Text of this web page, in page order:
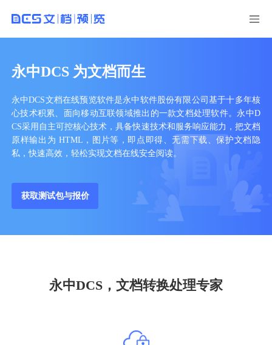
永中DCS 为文档而生
永中DCS文档在线预览软件是永中软件股份有限公司基于十多年核
心技术积累、面向移动互联领域推出的一款文档处理软件。永中D
CS采用自主可控核心技术，具备快速技术和服务响应能力，把文档
原样输出为 HTML，图片等，即点即得、无需下载、保护文档隐
私，快速高效，轻松实现文档在线安全阅读。
获取测试包与报价
永中DCS，文档转换处理专家